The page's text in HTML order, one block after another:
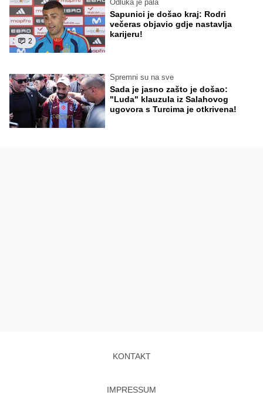
2
Odluka je pala
Sapunici je došao kraj: Rodri
večeras objavio gdje nastavlja
karijeru!
Spremni su na sve
Sada je jasno zašto je došao:
"Luda" klauzula iz Salahovog
ugovora s Turcima je otkrivena!
KONTAKT
IMPRESSUM